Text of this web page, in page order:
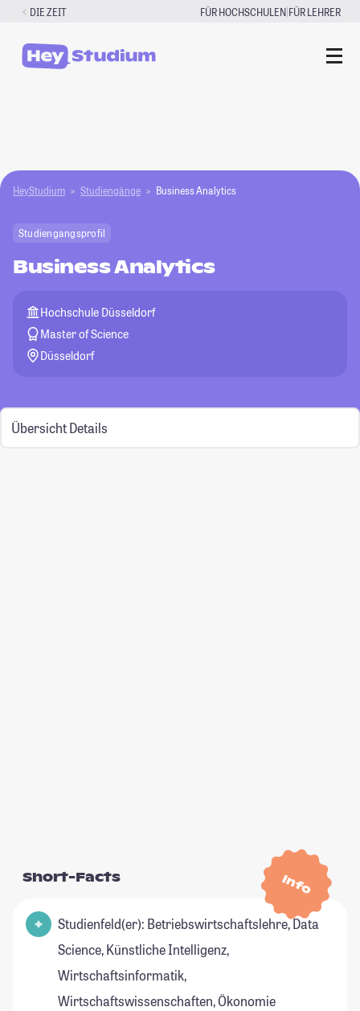
Zum
springen
DIE ZEIT FÜR HOCHSCHULEN|FÜR LEHRER
HeyStudium Studiengänge Business Analytics
Studiengangsprofil
Business Analytics
Hochschule Düsseldorf
Master of Science
Düsseldorf
Übersicht Details
Info
Short-Facts
Studienfeld(er): Betriebswirtschaftslehre, Data
Science, Künstliche Intelligenz,
Wirtschaftsinformatik,
Wirtschaftswissenschaften, Ökonomie